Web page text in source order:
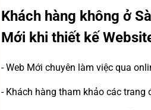
Khách hàng không ở
Mới khi thiết kế
- Web Mới chuyên làm việc qua
- Khách hàng tham khảo các trang